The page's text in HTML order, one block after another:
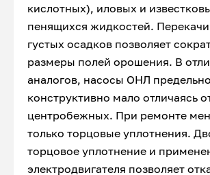
кислотных), иловых и
пенящихся жидкостей.
густых осадков позволяет
размеры полей орошения. В
аналогов, насосы ОНЛ
конструктивно мало отличаясь
центробежных. При ремонте
только торцовые уплотнения.
торцовое уплотнение и
электродвигателя позволяет